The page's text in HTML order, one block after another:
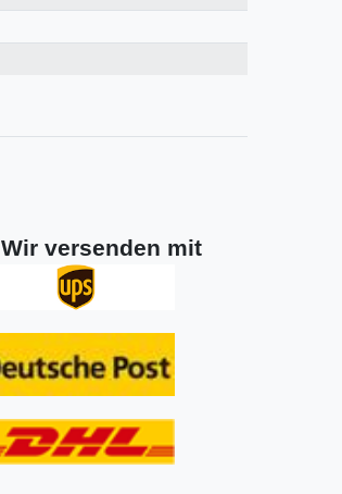
Wir versenden mit